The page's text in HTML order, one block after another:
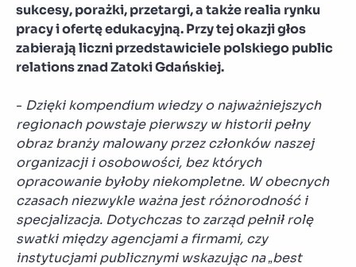
sukcesy, porażki, przetargi, a także realia rynku
pracy i ofertę edukacyjną. Przy tej okazji głos
zabierają liczni przedstawiciele polskiego public
relations znad Zatoki Gdańskiej.
- Dzięki kompendium wiedzy o najważniejszych
regionach powstaje pierwszy w historii pełny
obraz branży malowany przez członków naszej
organizacji i osobowości, bez których
opracowanie byłoby niekompletne. W obecnych
czasach niezwykle ważna jest różnorodność i
specjalizacja. Dotychczas to zarząd pełnił rolę
swatki między agencjami a firmami, czy
instytucjami publicznymi wskazując na „best